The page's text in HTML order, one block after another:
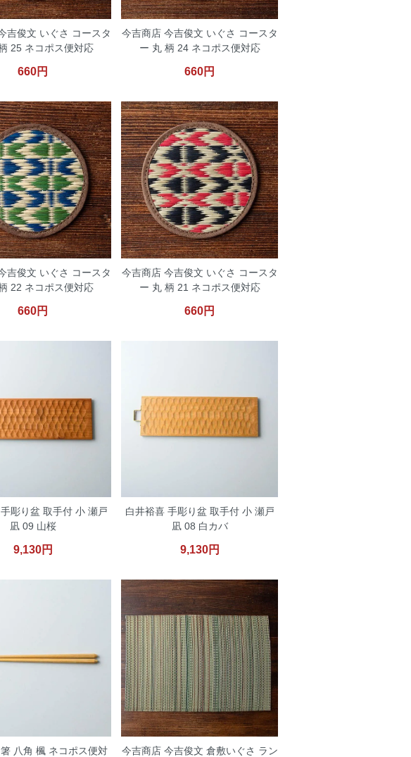
吉俊文 いぐさ コースタ
25 ネコポス便対応
660円
今吉商店 今吉俊文 いぐさ コースタ
ー 丸 柄 24 ネコポス便対応
660円
吉俊文 いぐさ コースタ
22 ネコポス便対応
660円
今吉商店 今吉俊文 いぐさ コースタ
ー 丸 柄 21 ネコポス便対応
660円
彫り盆 取手付 小 瀬戸
凪 09 山桜
9,130円
白井裕喜 手彫り盆 取手付 小 瀬戸
凪 08 白カバ
9,130円
八角 楓 ネコポス便対
今吉商店 今吉俊文 倉敷いぐさ ラン